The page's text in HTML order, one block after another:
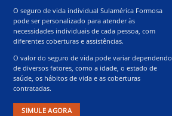
O seguro de vida individual Sulamérica Formosa
pode ser personalizado para atender às
necessidades individuais de cada pessoa, com
diferentes coberturas e assistências.
O valor do seguro de vida pode variar dependendo
de diversos fatores, como a idade, o estado de
saúde, os hábitos de vida e as coberturas
contratadas.
SIMULE AGORA